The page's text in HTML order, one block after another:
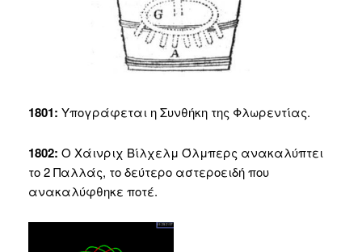
1801: Υπογράφεται η Συνθήκη της Φλωρεντίας.
1802: Ο Χάινριχ Βίλχελμ Όλμπερς ανακαλύπτει
το 2 Παλλάς, το δεύτερο αστεροειδή που
ανακαλύφθηκε ποτέ.